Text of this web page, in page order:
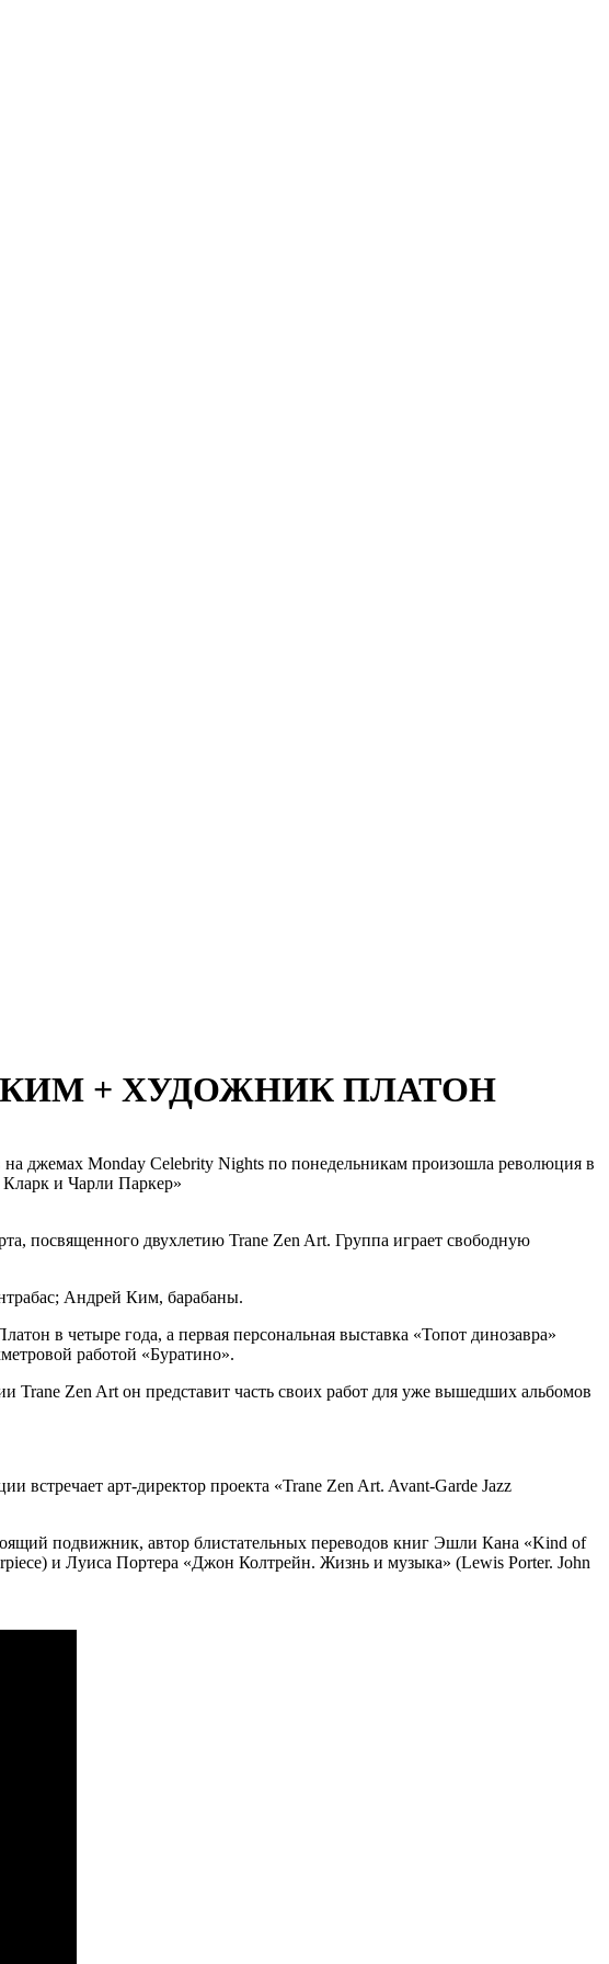
/ КИМ + ХУДОЖНИК ПЛАТОН
джемах Monday Celebrity Nights по понедельникам произошла революция в
и Чарли Паркер»
посвященного двухлетию Trane Zen Art. Группа играет свободную
Андрей Ким, барабаны.
в четыре года, а первая персональная выставка «Топот динозавра»
работой «Буратино».
Zen Art он представит часть своих работ для уже вышедших альбомов
арт-директор проекта «Trane Zen Art. Avant-Garde Jazz
подвижник, автор блистательных переводов книг Эшли Кана «Kind of
и Луиса Портера «Джон Колтрейн. Жизнь и музыка» (Lewis Porter. John